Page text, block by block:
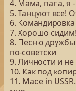
4. Мама, папа, я
5. Танцуют все!
6.
7. Хорошо
8. Песню дружбы
по-советски
9. Личности и не
10. Как под
11. Made in